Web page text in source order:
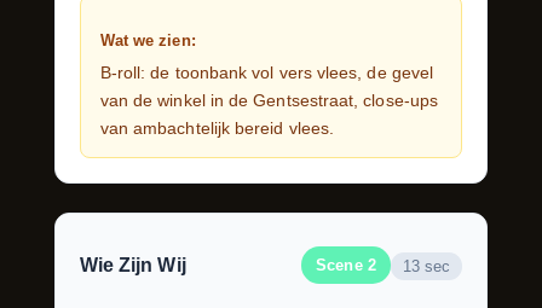
Wat we zien:
B-roll: de toonbank vol vers vlees, de gevel
van de winkel in de Gentsestraat, close-ups
van ambachtelijk bereid vlees.
Scene 2
Wie Zijn Wij 13 sec